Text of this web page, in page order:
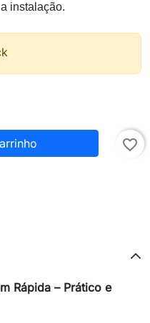
a instalação.
favorite_border
Rápida – Prático e